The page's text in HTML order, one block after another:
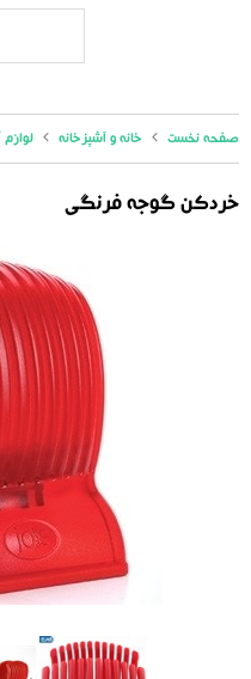
صفحه نخست خانه و آشپزخانه لوازم
خردکن گوجه فرنگی